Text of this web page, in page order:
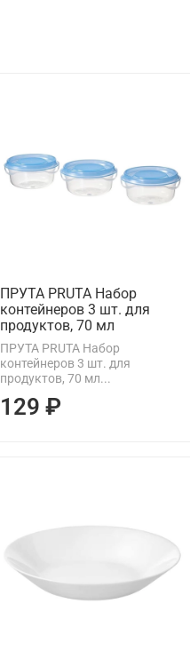
ПРУТА PRUTA Набор
контейнеров 3 шт. для
продуктов, 70 мл
ПРУТА PRUTA Набор
контейнеров 3 шт. для
продуктов, 70 мл...
129 ₽